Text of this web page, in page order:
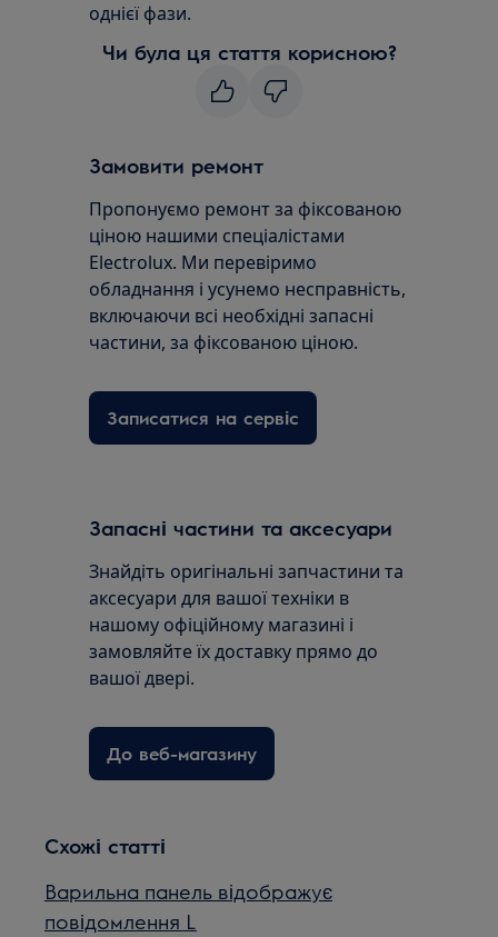
однієї фази.
Чи була ця стаття корисною?
Замовити ремонт
Пропонуємо ремонт за фіксованою
ціною нашими спеціалістами
Electrolux. Ми перевіримо
обладнання і усунемо несправність,
включаючи всі необхідні запасні
частини, за фіксованою ціною.
Записатися на сервіс
Запасні частини та аксесуари
Знайдіть оригінальні запчастини та
аксесуари для вашої техніки в
нашому офіційному магазині і
замовляйте їх доставку прямо до
вашої двері.
До веб-магазину
Схожі статті
Варильна панель відображує
повідомлення L